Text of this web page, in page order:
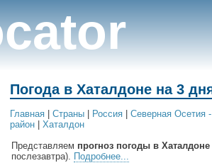
Погода в Хаталдоне на 3
Главная Cтраны Россия Северная Осетия
район
Хаталдон
Представляем прогноз погоды в
послезавтра). Подробнее...